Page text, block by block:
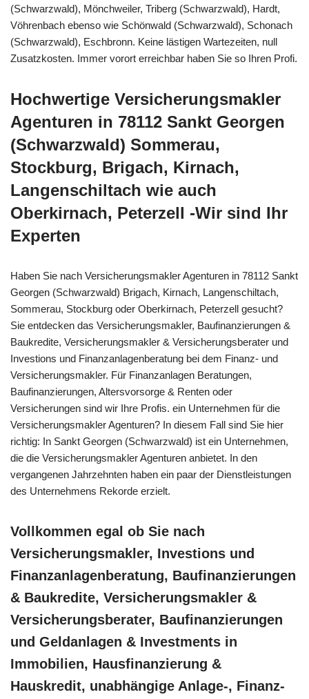
(Schwarzwald), Mönchweiler, Triberg (Schwarzwald), Hardt,
Vöhrenbach ebenso wie Schönwald (Schwarzwald), Schonach
(Schwarzwald), Eschbronn. Keine lästigen Wartezeiten, null
Zusatzkosten. Immer vorort erreichbar haben Sie so Ihren Profi.
Hochwertige Versicherungsmakler
Agenturen in 78112 Sankt Georgen
(Schwarzwald) Sommerau,
Stockburg, Brigach, Kirnach,
Langenschiltach wie auch
Oberkirnach, Peterzell -Wir sind Ihr
Experten
Haben Sie nach Versicherungsmakler Agenturen in 78112 Sankt
Georgen (Schwarzwald) Brigach, Kirnach, Langenschiltach,
Sommerau, Stockburg oder Oberkirnach, Peterzell gesucht?
Sie entdecken das Versicherungsmakler, Baufinanzierungen &
Baukredite, Versicherungsmakler & Versicherungsberater und
Investions und Finanzanlagenberatung bei dem Finanz- und
Versicherungsmakler. Für Finanzanlagen Beratungen,
Baufinanzierungen, Altersvorsorge & Renten oder
Versicherungen sind wir Ihre Profis. ein Unternehmen für die
Versicherungsmakler Agenturen? In diesem Fall sind Sie hier
richtig: In Sankt Georgen (Schwarzwald) ist ein Unternehmen,
die die Versicherungsmakler Agenturen anbietet. In den
vergangenen Jahrzehnten haben ein paar der Dienstleistungen
des Unternehmens Rekorde erzielt.
Vollkommen egal ob Sie nach
Versicherungsmakler, Investions und
Finanzanlagenberatung, Baufinanzierungen
& Baukredite, Versicherungsmakler &
Versicherungsberater, Baufinanzierungen
und Geldanlagen & Investments in
Immobilien, Hausfinanzierung &
Hauskredit, unabhängige Anlage-, Finanz-